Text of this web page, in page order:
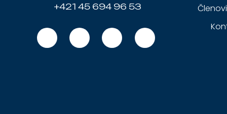
+421 45 694 96 53